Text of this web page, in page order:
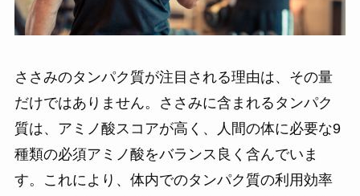
ささみのタンパク質が注目される理由は、その量
だけではありません。ささみに含まれるタンパク
質は、アミノ酸スコアが高く、人間の体に必要な9
種類の必須アミノ酸をバランス良く含んでいま
す。これにより、体内でのタンパク質の利用効率